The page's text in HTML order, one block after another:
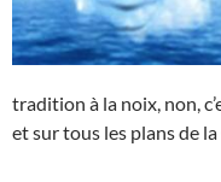
tradition à la noix, non,
et sur tous les plans de